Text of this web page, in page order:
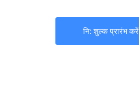
नि: शुल्क प्रारंभ करें